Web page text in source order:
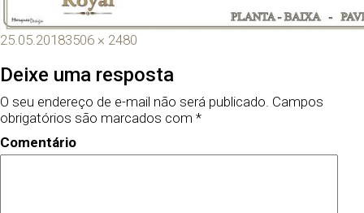
25.05.20183506 × 2480
Deixe uma resposta
O seu endereço de e-mail não será publicado. Campos
obrigatórios são marcados com *
Comentário